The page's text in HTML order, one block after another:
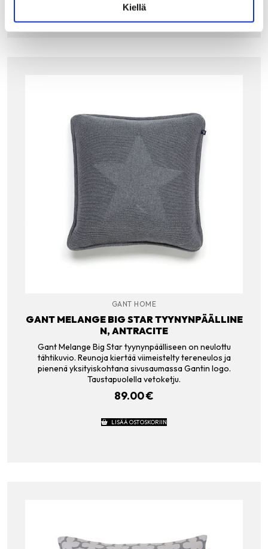
Kiellä
GANT HOME
GANT MELANGE BIG STAR TYYNYNPÄÄLLINE
N, ANTRACITE
Gant Melange Big Star tyynynpäälliseen on neulottu
tähtikuvio. Reunoja kiertää viimeistelty tereneulos ja
pienenä yksityiskohtana sivusaumassa Gantin logo.
Taustapuolella vetoketju.
89.00€
LISÄÄ OSTOSKORIIN